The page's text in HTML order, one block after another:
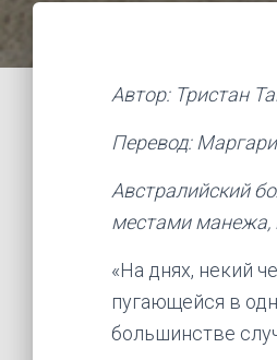
Автор: Тристан
Перевод:
Австралийский
местами манежа,
«На днях, некий
пугающейся в
большинстве